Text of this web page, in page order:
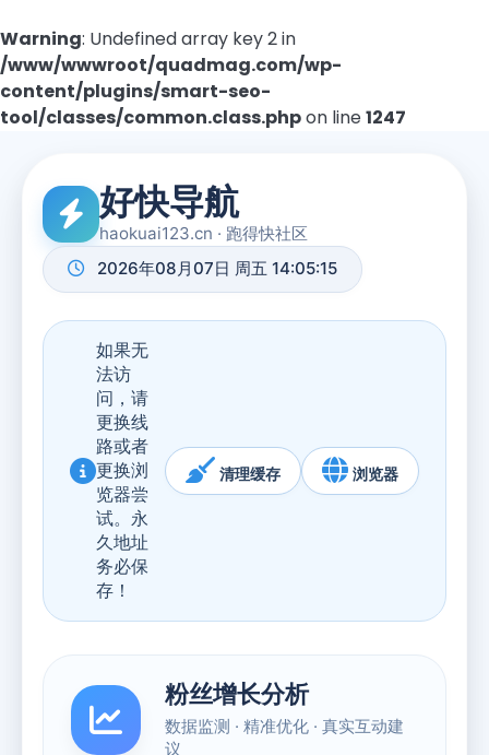
Warning: Undefined array key 2 in
/www/wwwroot/quadmag.com/wp-
content/plugins/smart-seo-
tool/classes/common.class.phpon line1247